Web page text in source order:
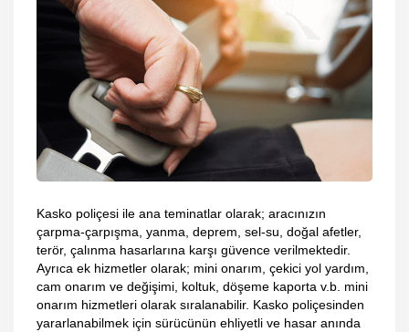
Kasko poliçesi ile ana teminatlar olarak; aracınızın
çarpma-çarpışma, yanma, deprem, sel-su, doğal afetler,
terör, çalınma hasarlarına karşı güvence verilmektedir.
Ayrıca ek hizmetler olarak; mini onarım, çekici yol yardım,
cam onarım ve değişimi, koltuk, döşeme kaporta v.b. mini
onarım hizmetleri olarak sıralanabilir. Kasko poliçesinden
yararlanabilmek için sürücünün ehliyetli ve hasar anında